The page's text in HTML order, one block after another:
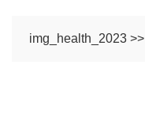
img_health_2023 >>